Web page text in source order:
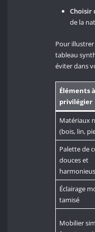
Choisir
de la
Pour
tableau
éviter dans
Éléments à
privilégier
Matériaux
(bois, lin,
Palette de
douces et
Éclairage
tamisé
Mobilier